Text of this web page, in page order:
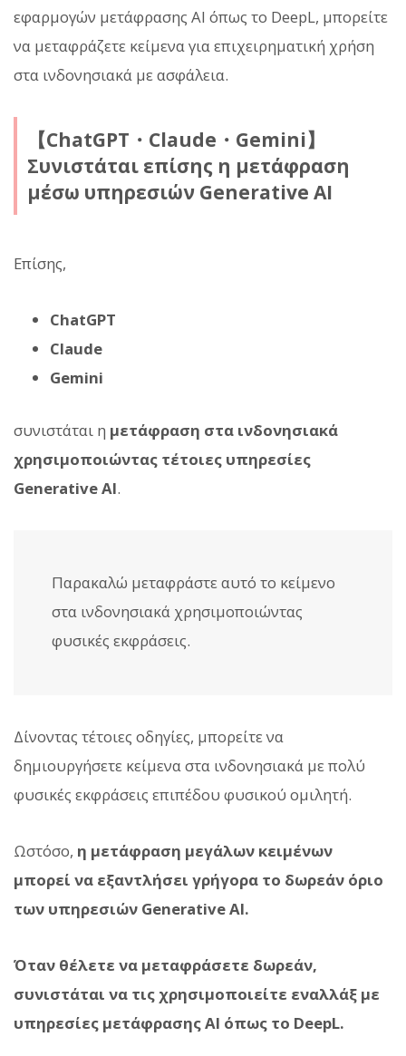
εφαρμογών μετάφρασης AI όπως το DeepL, μπορείτε
να μεταφράζετε κείμενα για επιχειρηματική χρήση
στα ινδονησιακά με ασφάλεια.
【ChatGPT・Claude・Gemini】
Συνιστάται επίσης η μετάφραση
μέσω υπηρεσιών Generative AI
Επίσης,
ChatGPT
Claude
Gemini
συνιστάται η μετάφραση στα ινδονησιακά
χρησιμοποιώντας τέτοιες υπηρεσίες
Generative AI.
Παρακαλώ μεταφράστε αυτό το κείμενο
στα ινδονησιακά χρησιμοποιώντας
φυσικές εκφράσεις.
Δίνοντας τέτοιες οδηγίες, μπορείτε να
δημιουργήσετε κείμενα στα ινδονησιακά με πολύ
φυσικές εκφράσεις επιπέδου φυσικού ομιλητή.
Ωστόσο, η μετάφραση μεγάλων κειμένων
μπορεί να εξαντλήσει γρήγορα το δωρεάν όριο
των υπηρεσιών Generative AI.
Όταν θέλετε να μεταφράσετε δωρεάν,
συνιστάται να τις χρησιμοποιείτε εναλλάξ με
υπηρεσίες μετάφρασης AI όπως το DeepL.